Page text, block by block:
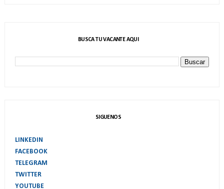
BUSCA TU VACANTE AQUI
SIGUENOS
LINKEDIN
FACEBOOK
TELEGRAM
TWITTER
YOUTUBE